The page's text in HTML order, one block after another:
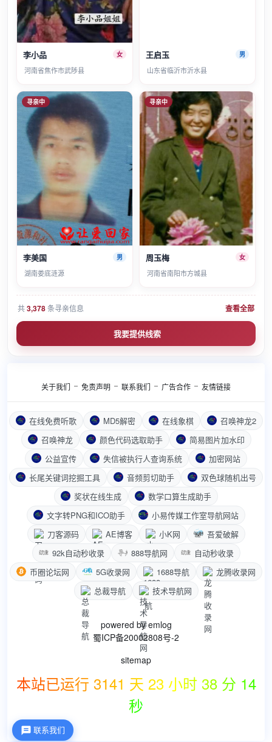
李小品 女
河南省焦作市武陟县
王启玉 男
山东省临沂市沂水县
寻亲中
李美国 男
湖南娄底涟源
寻亲中
周玉梅 女
河南省南阳市方城县
共3,378条寻亲信息 查看全部
我要提供线索
关于我们 免责声明 联系我们 广告合作 友情链接
在线免费听歌 MD5解密 在线象棋
召唤神龙2
召唤神龙
颜色代码选取助手
简易图片加水印
公益宣传
失信被执行人查询系统
加密网站
长尾关键词挖掘工具
音频剪切助手
双色球随机出号
奖状在线生成
数学口算生成助手
文字转PNG和ICO助手
小易传媒工作室导航网站
刀客源码
AE博客 小K网
吾爱破解
92k自动秒收录
888导航网
自动秒收录
币圈论坛网
5G收录网 1688导航
龙腾收录网
总裁导航
技术导航网
powered byemlog
蜀ICP备20002808号-2
sitemap
本站已运行 3141 天 23 小时 38 分 14
秒
联系我们